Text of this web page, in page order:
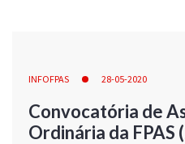
INFOFPAS 28-05-2020
Convocatória de
Ordinária da FPAS